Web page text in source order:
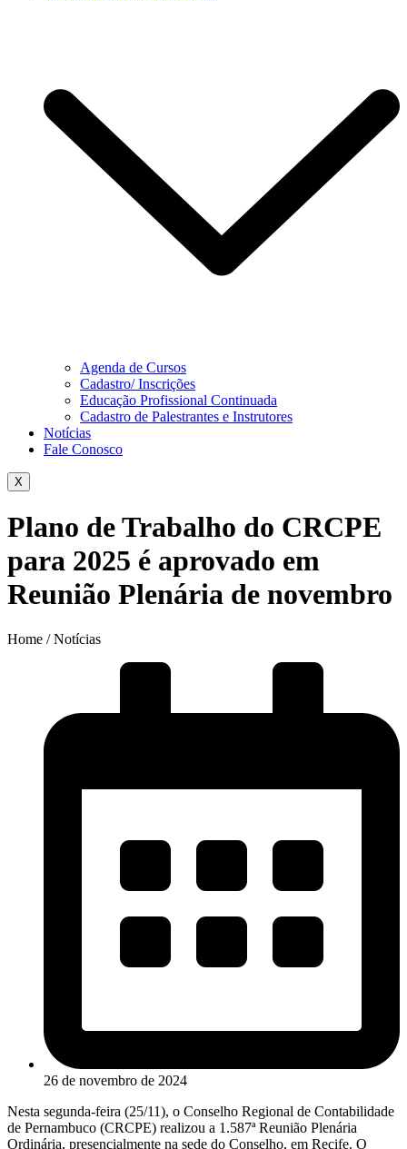
Agenda de Cursos
Cadastro/ Inscrições
Educação Profissional Continuada
Cadastro de Palestrantes e Instrutores
Notícias
Fale Conosco
X
Plano de Trabalho do CRCPE
para 2025 é aprovado em
Reunião Plenária de novembro
Home / Notícias
26 de novembro de 2024
Nesta segunda-feira (25/11), o Conselho Regional de Contabilidade
de Pernambuco (CRCPE) realizou a 1.587ª Reunião Plenária
Ordinária, presencialmente na sede do Conselho, em Recife. O